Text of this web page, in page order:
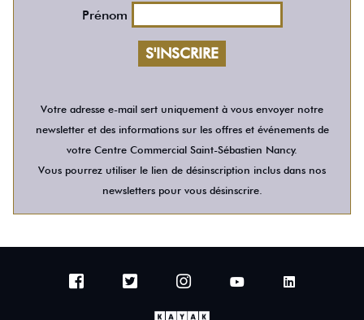
Prénom
Votre adresse e-mail sert uniquement à vous envoyer notre
newsletter et des informations sur les offres et événements de
votre Centre Commercial Saint-Sébastien Nancy.
Vous pourrez utiliser le lien de désinscription inclus dans nos
newsletters pour vous désinscrire.